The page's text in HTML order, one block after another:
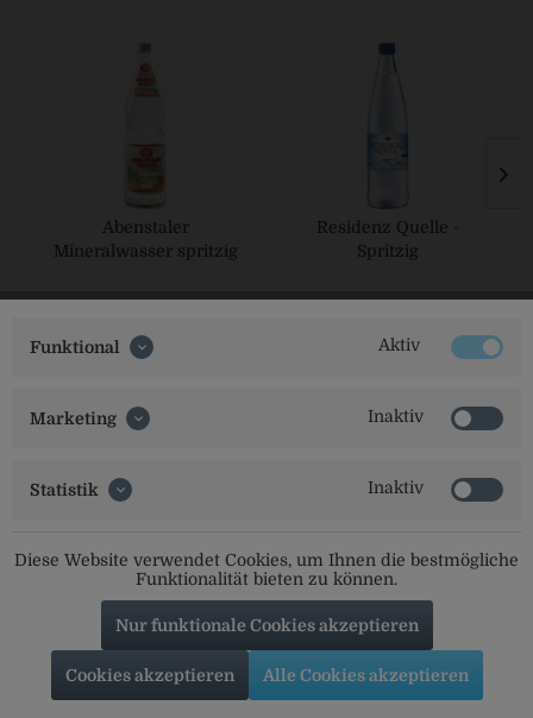
Abenstaler
Mineralwasser spritzig
Residenz Quelle -
Spritzig
Social Media
Service Hotline
Shop Service
Funktional Aktiv
Marketing Inaktiv
Statistik Inaktiv
Diese Website verwendet Cookies, um Ihnen die bestmögliche
Funktionalität bieten zu können.
Nur funktionale Cookies akzeptieren
Cookies akzeptieren Alle Cookies akzeptieren